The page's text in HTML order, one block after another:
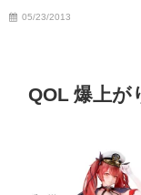
05/23/2013
QOL 爆上が